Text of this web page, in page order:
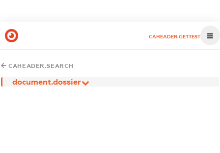
CAHEADER.GETTEST
CAHEADER.SEARCH
document.dossier